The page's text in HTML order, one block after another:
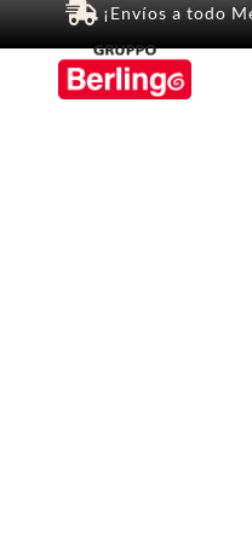
¡Envíos a todo